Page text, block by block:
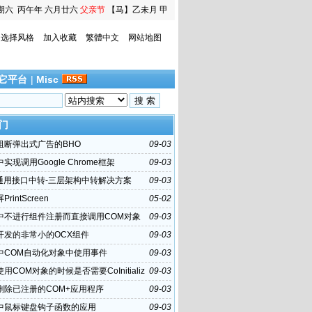
六 丙午年 六月廿六 父亲节
【马】乙未月 甲
选择风格
加入收藏 繁體中文 网站地图
平台 | Misc
09-03
断弹出式广告的BHO
09-03
实现调用Google Chrome框架
09-03
用接口中转-三层架构中转解决方案
05-02
PrintScreen
09-03
不进行组件注册而直接调用COM对象
09-03
发的非常小的OCX组件
09-03
COM自动化对象中使用事件
09-03
用COM对象的时候是否需要CoInitializ
09-03
除已注册的COM+应用程序
09-03
鼠标键盘钩子函数的应用